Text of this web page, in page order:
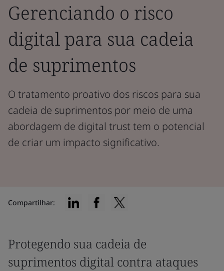
Gerenciando o risco
digital para sua cadeia
de suprimentos
O tratamento proativo dos riscos para sua
cadeia de suprimentos por meio de uma
abordagem de digital trust tem o potencial
de criar um impacto significativo.
Protegendo sua cadeia de
suprimentos digital contra ataques
Compartilhar: